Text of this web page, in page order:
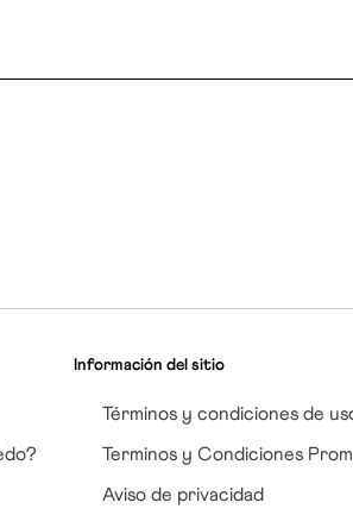
Información del sitio
Términos y condiciones de
Terminos y Condiciones
Aviso de privacidad